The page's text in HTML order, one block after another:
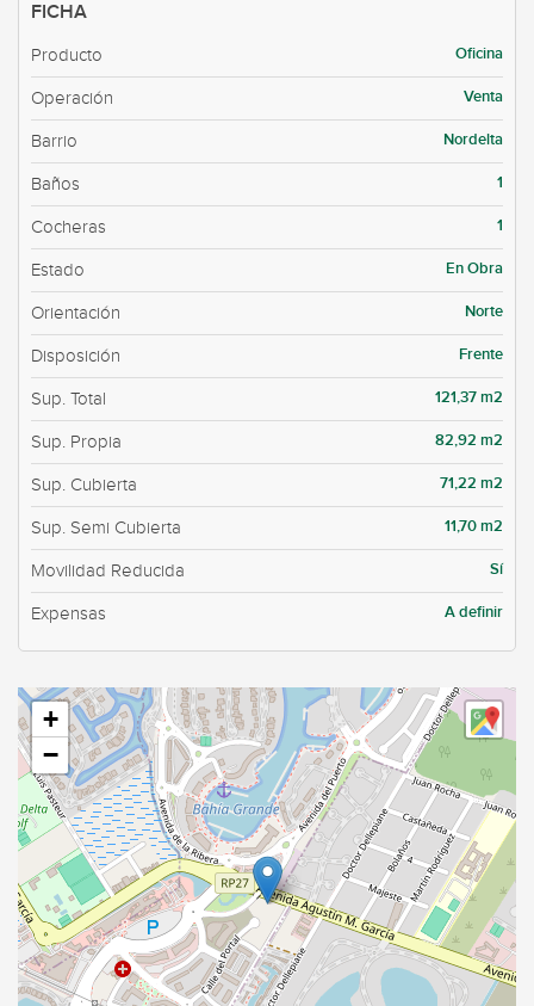
FICHA
Producto Oficina
Operación Venta
Barrio Nordelta
Baños 1
Cocheras 1
Estado En Obra
Orientación Norte
Disposición Frente
Sup. Total 121,37 m2
Sup. Propia 82,92 m2
Sup. Cubierta 71,22 m2
Sup. Semi Cubierta 11,70 m2
Movilidad Reducida Sí
Expensas A definir
+
−